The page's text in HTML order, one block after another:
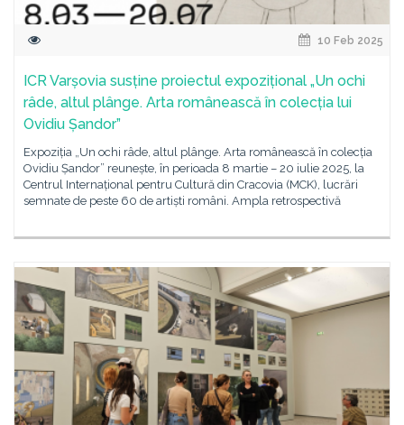
10 Feb 2025
ICR Varșovia susține proiectul expozițional „Un ochi
râde, altul plânge. Arta românească în colecția lui
Ovidiu Șandor”
Expoziția „Un ochi râde, altul plânge. Arta românească în colecția
Ovidiu Șandor” reunește, în perioada 8 martie – 20 iulie 2025, la
Centrul Internațional pentru Cultură din Cracovia (MCK), lucrări
semnate de peste 60 de artiști români. Ampla retrospectivă